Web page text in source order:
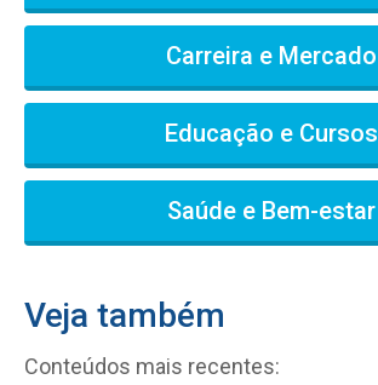
Carreira e Mercado
Educação e Cursos
Saúde e Bem-estar
Veja também
Conteúdos mais recentes: